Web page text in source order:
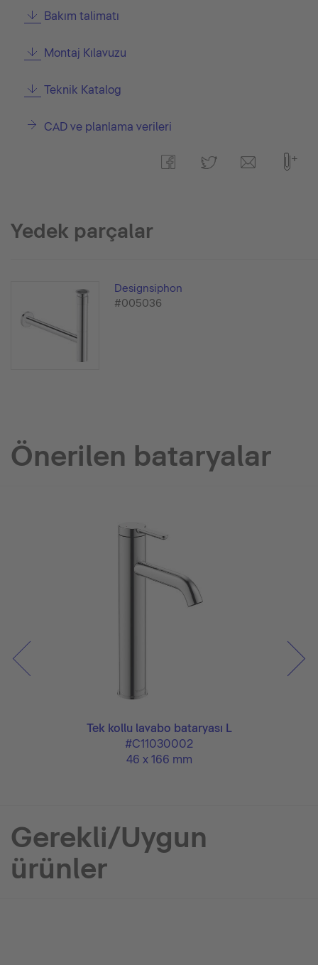
Bakım talimatı
Montaj Kılavuzu
Teknik Katalog
CAD ve planlama verileri
Yedek parçalar
Designsiphon
#005036
Önerilen bataryalar
Tek kollu lavabo bataryası L
#C11030002
46 x 166 mm
Gerekli/Uygun
ürünler